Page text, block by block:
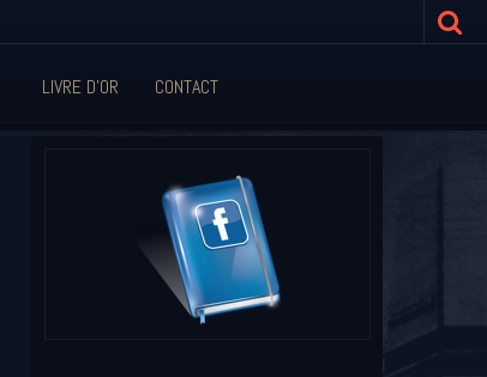
LIVRE D'OR CONTACT